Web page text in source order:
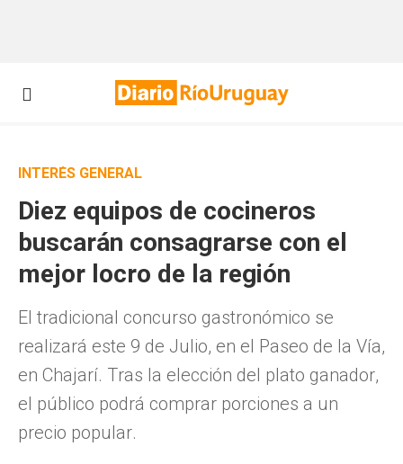
INTERÉS GENERAL
Diez equipos de cocineros
buscarán consagrarse con el
mejor locro de la región
El tradicional concurso gastronómico se
realizará este 9 de Julio, en el Paseo de la Vía,
en Chajarí. Tras la elección del plato ganador,
el público podrá comprar porciones a un
precio popular.